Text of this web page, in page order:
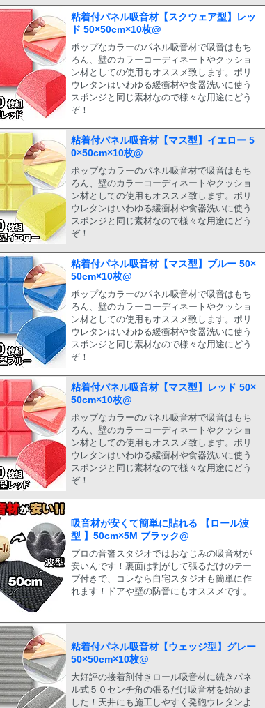
粘着付パネル吸音材【スクウェア型】レッ
ド 50×50cm×10枚@
ポップなカラーのパネル吸音材で吸音はもち
ろん、壁のカラーコーディネートやクッショ
ン材としての使用もオススメ致します。ポリ
ウレタンはいわゆる緩衝材や食器洗いに使う
スポンジと同じ素材なので様々な用途にどう
ぞ！
粘着付パネル吸音材【マス型】イエロー 5
0×50cm×10枚@
ポップなカラーのパネル吸音材で吸音はもち
ろん、壁のカラーコーディネートやクッショ
ン材としての使用もオススメ致します。ポリ
ウレタンはいわゆる緩衝材や食器洗いに使う
スポンジと同じ素材なので様々な用途にどう
ぞ！
粘着付パネル吸音材【マス型】ブルー 50×
50cm×10枚@
ポップなカラーのパネル吸音材で吸音はもち
ろん、壁のカラーコーディネートやクッショ
ン材としての使用もオススメ致します。ポリ
ウレタンはいわゆる緩衝材や食器洗いに使う
スポンジと同じ素材なので様々な用途にどう
ぞ！
粘着付パネル吸音材【マス型】レッド 50×
50cm×10枚@
ポップなカラーのパネル吸音材で吸音はもち
ろん、壁のカラーコーディネートやクッショ
ン材としての使用もオススメ致します。ポリ
ウレタンはいわゆる緩衝材や食器洗いに使う
スポンジと同じ素材なので様々な用途にどう
ぞ！
吸音材が安くて簡単に貼れる 【ロール波
型 】50cm×5M ブラック@
プロの音響スタジオではおなじみの吸音材が
安いんです！裏面は剥がして張るだけのテー
プ付きで、コレなら自宅スタジオも簡単に作
れます！ドアや壁の防音にもオススメです。
粘着付パネル吸音材【ウェッジ型】グレー
50×50cm×10枚@
大好評の接着剤付きロール吸音材に続きパネ
ル式５０センチ角の張るだけ吸音材を始めま
した！天井にも施工しやすく発砲ウレタンよ